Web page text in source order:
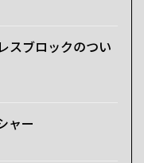
スブロックのつい
ャー